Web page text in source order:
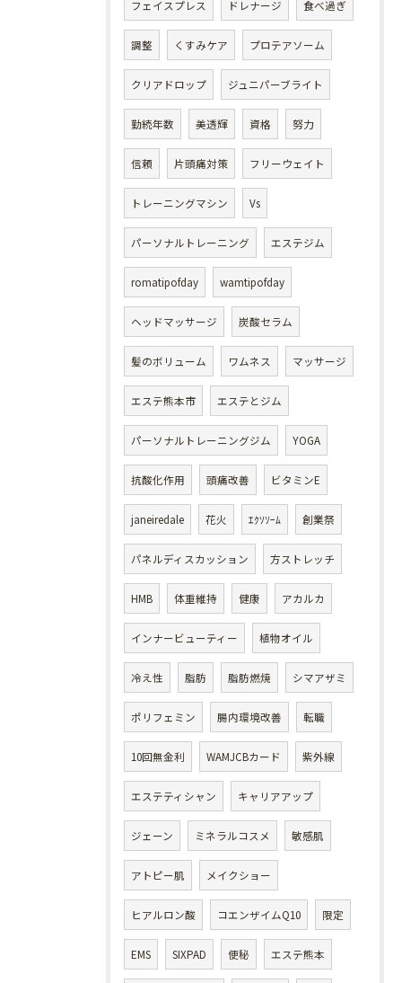
フェイスプレス ドレナージ 食べ過ぎ
調整 くすみケア プロテアソーム
クリアドロップ ジュニパーブライト
勤続年数 美透輝 資格 努力
信頼 片頭痛対策 フリーウェイト
トレーニングマシン Vs
パーソナルトレーニング エステジム
romatipofday wamtipofday
ヘッドマッサージ 炭酸セラム
髪のボリューム ワムネス マッサージ
エステ熊本市 エステとジム
パーソナルトレーニングジム YOGA
抗酸化作用 頭痛改善 ビタミンE
janeiredale 花火 ｴｸｿｿｰﾑ 創業祭
パネルディスカッション 方ストレッチ
HMB 体重維持 健康 アカルカ
インナービューティー 植物オイル
冷え性 脂肪 脂肪燃焼 シマアザミ
ポリフェミン 腸内環境改善 転職
10回無金利 WAMJCBカード 紫外線
エステティシャン キャリアアップ
ジェーン ミネラルコスメ 敏感肌
アトピー肌 メイクショー
ヒアルロン酸 コエンザイムQ10 限定
EMS SIXPAD 便秘 エステ熊本